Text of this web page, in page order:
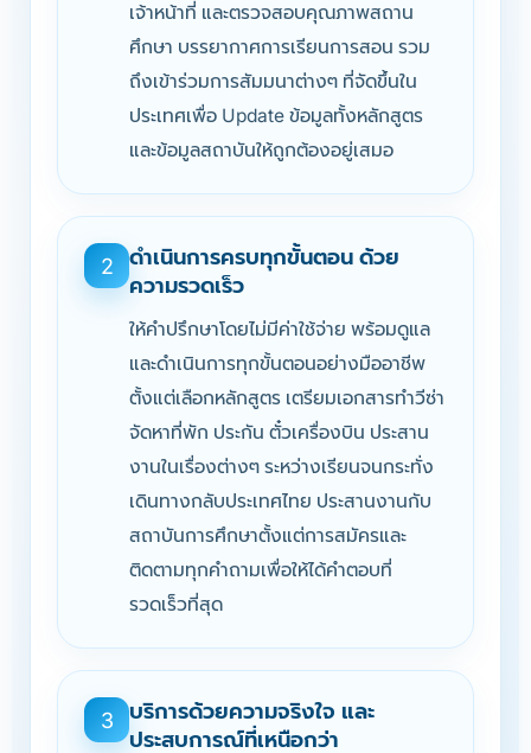
เจ้าหน้าที่ และตรวจสอบคุณภาพสถาน
ศึกษา บรรยากาศการเรียนการสอน รวม
ถึงเข้าร่วมการสัมมนาต่างๆ ที่จัดขึ้นใน
ประเทศเพื่อ Update ข้อมูลทั้งหลักสูตร
และข้อมูลสถาบันให้ถูกต้องอยู่เสมอ
2
ดำเนินการครบทุกขั้นตอน ด้วย
ความรวดเร็ว
ให้คำปรึกษาโดยไม่มีค่าใช้จ่าย พร้อมดูแล
และดำเนินการทุกขั้นตอนอย่างมืออาชีพ
ตั้งแต่เลือกหลักสูตร เตรียมเอกสารทำวีซ่า
จัดหาที่พัก ประกัน ตั๋วเครื่องบิน ประสาน
งานในเรื่องต่างๆ ระหว่างเรียนจนกระทั่ง
เดินทางกลับประเทศไทย ประสานงานกับ
สถาบันการศึกษาตั้งแต่การสมัครและ
ติดตามทุกคำถามเพื่อให้ได้คำตอบที่
รวดเร็วที่สุด
3
บริการด้วยความจริงใจ และ
ประสบการณ์ที่เหนือกว่า